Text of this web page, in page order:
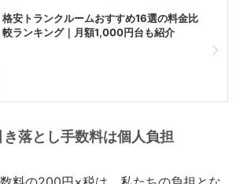
格安トランクルームおすすめ16選の料金比
較ランキング｜月額1,000円台も紹介
落とし手数料は個人負担